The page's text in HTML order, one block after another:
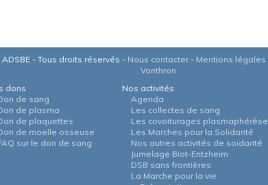
ADSBE - Tous droits réservés - Nous contacter- Mentions légales
Vonthron
dons
de sang
de plasma
de plaquettes
de moelle osseuse
sur le don de sang
Nos activités
Agenda
Les collectes de sang
Les covoiturages plasmaphérèse
Les Marches pour la Solidarité
Nos autres activités de soidarité
Jumelage Biot-Entzheim
DSB sans frontières
La Marche pour la vie